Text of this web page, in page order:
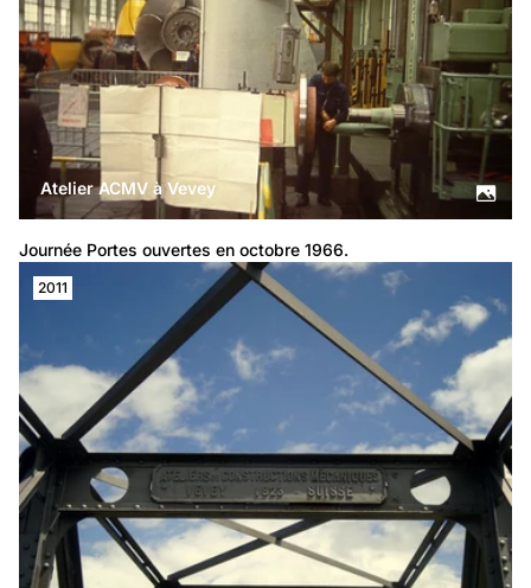
Atelier ACMV à Vevey
Journée Portes ouvertes en octobre 1966.
2011